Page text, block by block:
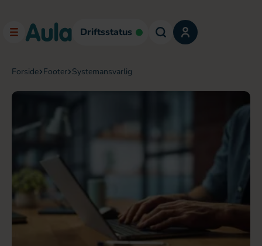
Driftsstatus
forside footer systemansvarlig